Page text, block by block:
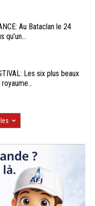
Au Bataclan le 24
qu’un...
Les six plus beaux